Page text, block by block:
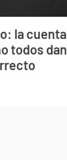
la cuenta
todos dan